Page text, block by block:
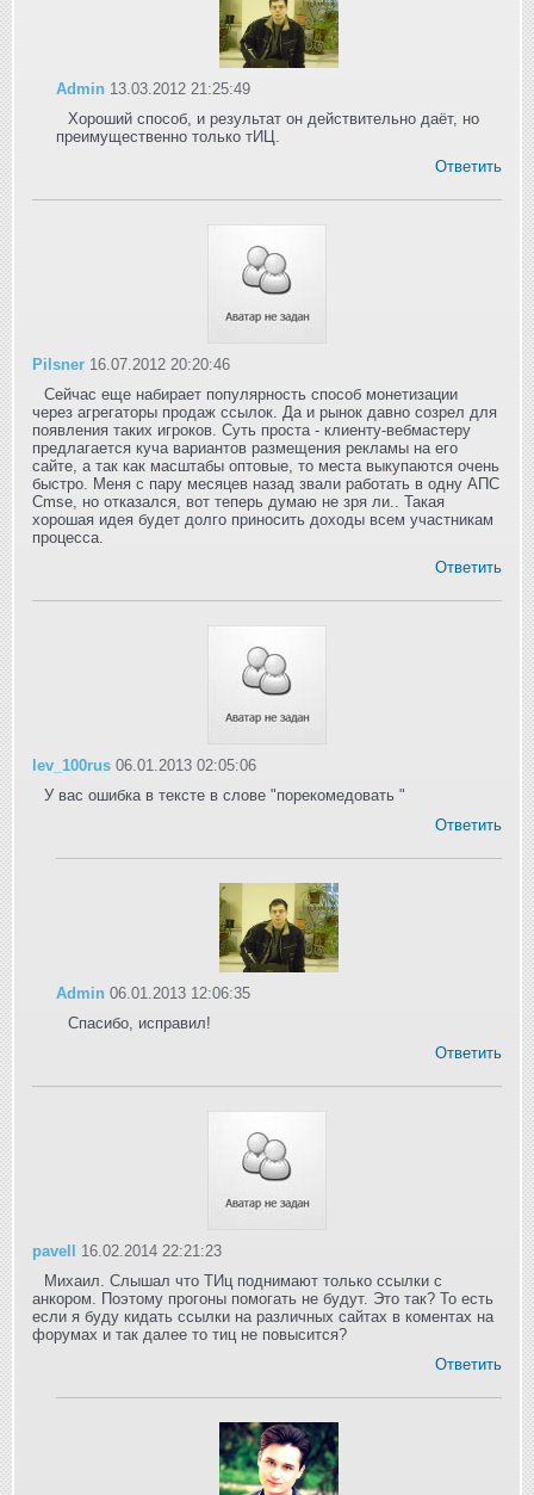
Admin 13.03.2012 21:25:49
Хороший способ, и результат он действительно даёт, но
преимущественно только тИЦ.
Ответить
Pilsner 16.07.2012 20:20:46
Сейчас еще набирает популярность способ монетизации
через агрегаторы продаж ссылок. Да и рынок давно созрел для
появления таких игроков. Суть проста - клиенту-вебмастеру
предлагается куча вариантов размещения рекламы на его
сайте, а так как масштабы оптовые, то места выкупаются очень
быстро. Меня с пару месяцев назад звали работать в одну АПС
Cmse, но отказался, вот теперь думаю не зря ли.. Такая
хорошая идея будет долго приносить доходы всем участникам
процесса.
Ответить
lev_100rus 06.01.2013 02:05:06
У вас ошибка в тексте в слове "порекомедовать "
Ответить
Admin 06.01.2013 12:06:35
Спасибо, исправил!
Ответить
pavell
16.02.2014 22:21:23
Михаил. Слышал что ТИц поднимают только ссылки с
анкором. Поэтому прогоны помогать не будут. Это так? То есть
если я буду кидать ссылки на различных сайтах в коментах на
форумах и так далее то тиц не повысится?
Ответить